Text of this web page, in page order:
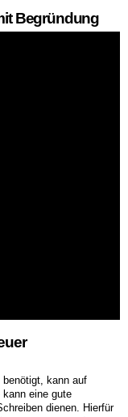
Begründung
kann auf
eine gute
dienen. Hierfür